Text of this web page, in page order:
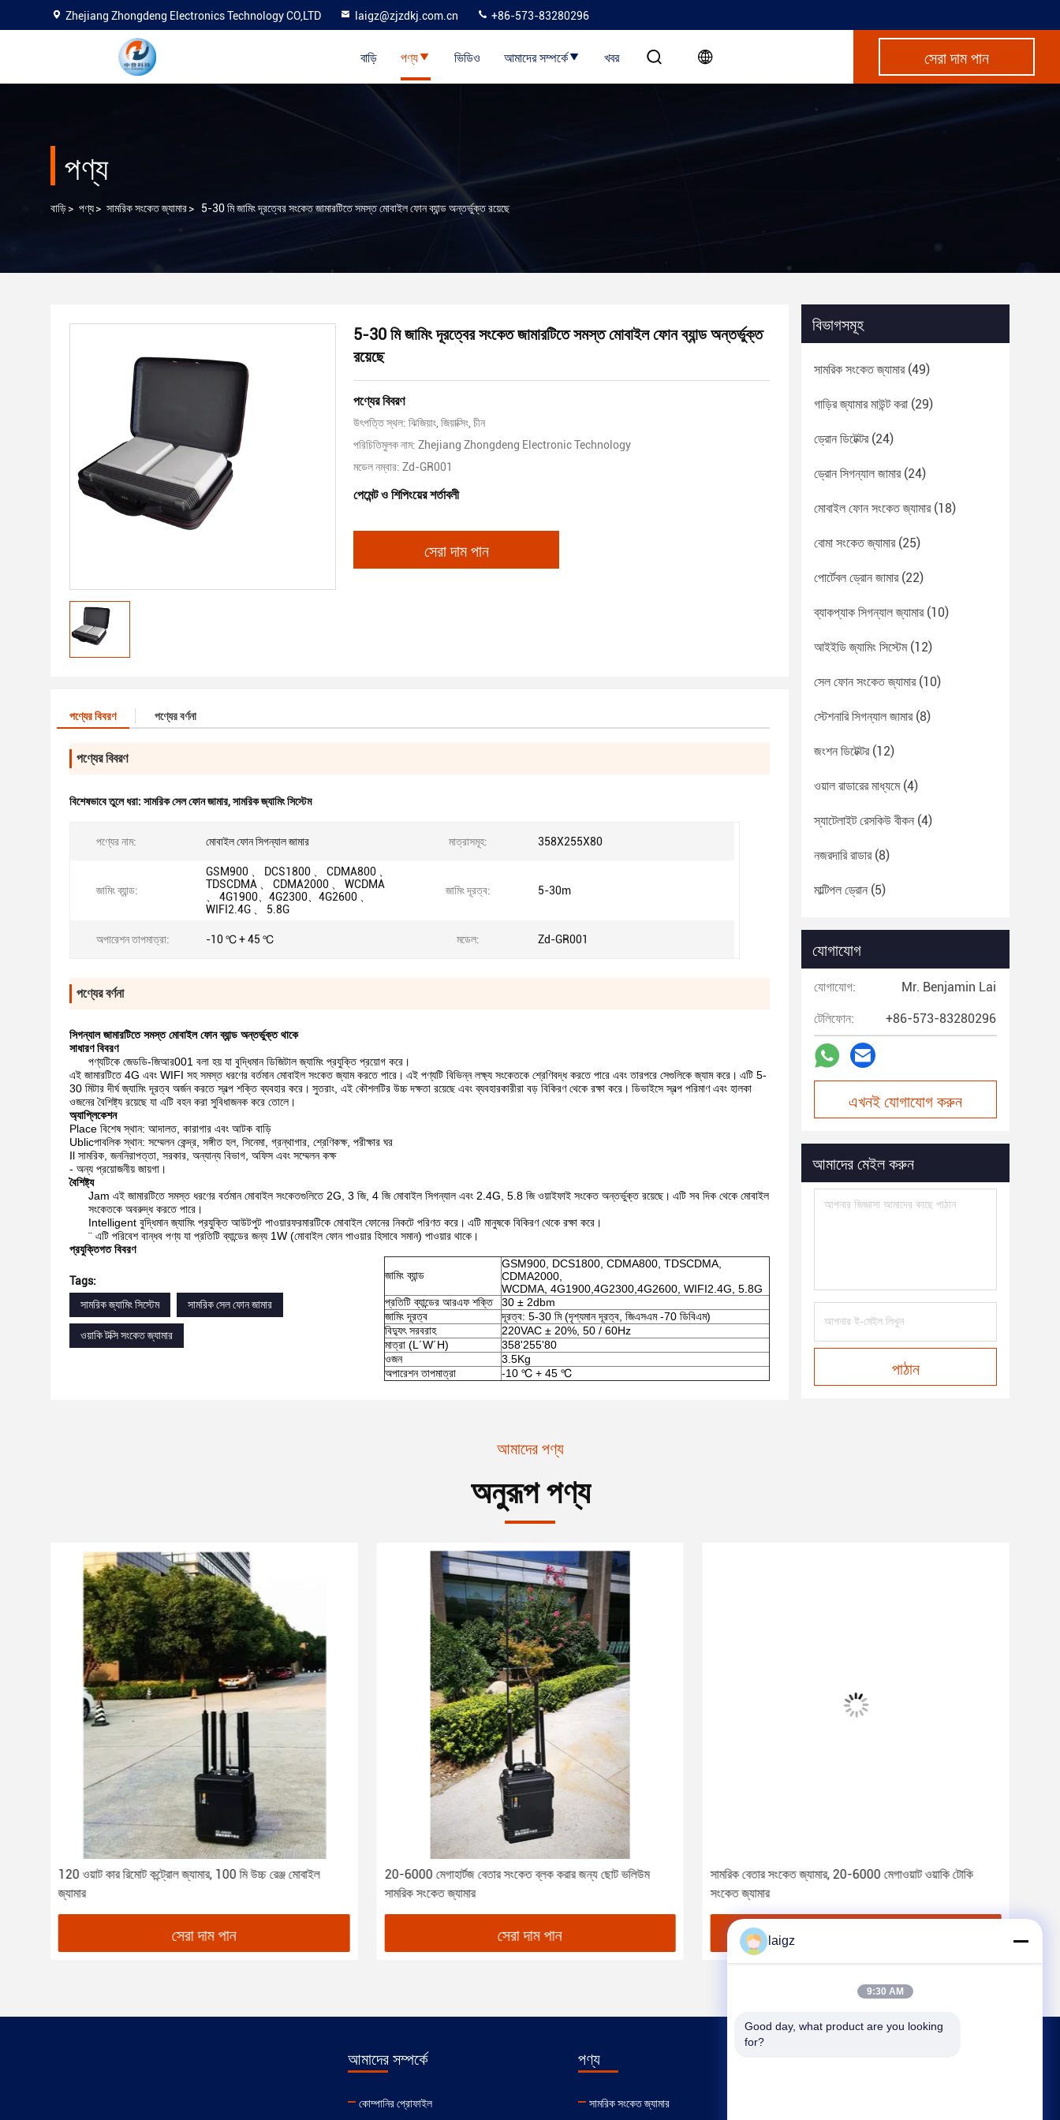
Zhejiang Zhongdeng Electronics Technology CO,LTD laigz@zjzdkj.com.cn +86-573-83280296
বাড়ি পণ্য ভিডিও আমাদের সম্পর্কে খবর সেরা দাম পান
পণ্য
বাড়ি> পণ্য> সামরিক সংকেত জ্যামার> 5-30 মি জামিং দূরত্বের সংকেত জামারটিতে সমস্ত মোবাইল ফোন ব্যান্ড অন্তর্ভুক্ত রয়েছে
5-30 মি জামিং দূরত্বের সংকেত জামারটিতে সমস্ত মোবাইল ফোন ব্যান্ড অন্তর্ভুক্ত
রয়েছে
পণ্যের বিবরণ
উৎপত্তি স্থল: ঝিজিয়াং, জিয়াক্সিং, চীন
পরিচিতিমুলক নাম: Zhejiang Zhongdeng Electronic Technology
মডেল নম্বার: Zd-GR001
পেমেন্ট ও শিপিংয়ের শর্তাবলী
সেরা দাম পান
পণ্যের বিবরণ পণ্যের বর্ণনা
পণ্যের বিবরণ
বিশেষভাবে তুলে ধরা: সামরিক সেল ফোন জামার,সামরিক জ্যামিং সিস্টেম
পণ্যের নাম: মোবাইল ফোন সিগন্যাল জামার মাত্রাসমূহ: 358X255X80
জামিং ব্যান্ড:
GSM900 、 DCS1800 、 CDMA800 、
TDSCDMA 、 CDMA2000 、 WCDMA
、 4G1900、4G2300、4G2600 、
WIFI2.4G 、 5.8G
জামিং দূরত্ব: 5-30m
অপারেশন তাপমাত্রা: -10 ℃ + 45 ℃ মডেল: Zd-GR001
পণ্যের বর্ণনা
সিগন্যাল জামারটিতে সমস্ত মোবাইল ফোন ব্যান্ড অন্তর্ভুক্ত থাকে
সাধারণ বিবরণ
পণ্যটিকে জেডডি-জিআর001 বলা হয় যা বুদ্ধিমান ডিজিটাল জ্যামিং প্রযুক্তি প্রয়োগ করে।
এই জামারটিতে 4G এবং WIFI সহ সমস্ত ধরণের বর্তমান মোবাইল সংকেত জ্যাম করতে পারে। এই পণ্যটি বিভিন্ন লক্ষ্য সংকেতকে শ্রেণিবদ্ধ করতে পারে এবং তারপরে সেগুলিকে জ্যাম করে। এটি 5-
30 মিটার দীর্ঘ জ্যামিং দূরত্ব অর্জন করতে স্বল্প শক্তি ব্যবহার করে। সুতরাং, এই কৌশলটির উচ্চ দক্ষতা রয়েছে এবং ব্যবহারকারীরা বড় বিকিরণ থেকে রক্ষা করে। ডিভাইসে স্বল্প পরিমাণ এবং হালকা
ওজনের বৈশিষ্ট্য রয়েছে যা এটি বহন করা সুবিধাজনক করে তোলে।
অ্যাপ্লিকেশন
Place বিশেষ স্থান: আদালত, কারাগার এবং আটক বাড়ি
Ublicপাবলিক স্থান: সম্মেলন কেন্দ্র, সঙ্গীত হল, সিনেমা, গ্রন্থাগার, শ্রেণিকক্ষ, পরীক্ষার ঘর
Il সামরিক, জননিরাপত্তা, সরকার, অন্যান্য বিভাগ, অফিস এবং সম্মেলন কক্ষ
- অন্য প্রয়োজনীয় জায়গা।
বৈশিষ্ট্য
Jam এই জামারটিতে সমস্ত ধরণের বর্তমান মোবাইল সংকেতগুলিতে 2G, 3 জি, 4 জি মোবাইল সিগন্যাল এবং 2.4G, 5.8 জি ওয়াইফাই সংকেত অন্তর্ভুক্ত রয়েছে। এটি সব দিক থেকে মোবাইল
সংকেতকে অবরুদ্ধ করতে পারে।
Intelligent বুদ্ধিমান জ্যামিং প্রযুক্তি আউটপুট পাওয়ারফরমারটিকে মোবাইল ফোনের নিকটে পরিণত করে। এটি মানুষকে বিকিরণ থেকে রক্ষা করে।
¨ এটি পরিবেশ বান্ধব পণ্য যা প্রতিটি ব্যান্ডের জন্য 1W (মোবাইল ফোন পাওয়ার হিসাবে সমান) পাওয়ার থাকে।
প্রযুক্তিগত বিবরণ
জামিং ব্যান্ড
GSM900, DCS1800, CDMA800, TDSCDMA,
CDMA2000,
WCDMA, 4G1900,4G2300,4G2600, WIFI2.4G, 5.8G
প্রতিটি ব্যান্ডের আরএফ শক্তি
30 ± 2dbm
জামিং দূরত্ব
দূরত্ব: 5-30 মি (দৃশ্যমান দূরত্ব, জিএসএম -70 ডিবিএম)
বিদ্যুৎ সরবরাহ
220VAC ± 20%, 50 / 60Hz
মাত্রা (L´W´H)
358'255'80
ওজন
3.5Kg
অপারেশন তাপমাত্রা
-10 ℃ + 45 ℃
Tags:
সামরিক জ্যামিং সিস্টেম
সামরিক সেল ফোন জামার
ওয়াকি টক্সি সংকেত জ্যামার
বিভাগসমূহ
সামরিক সংকেত জ্যামার(49)
গাড়ির জ্যামার মাউন্ট করা (29)
ড্রোন ডিটেক্টর(24)
ড্রোন সিগন্যাল জামার(24)
মোবাইল ফোন সংকেত জ্যামার(18)
বোমা সংকেত জ্যামার(25)
পোর্টেবল ড্রোন জামার(22)
ব্যাকপ্যাক সিগন্যাল জ্যামার(10)
আইইডি জ্যামিং সিস্টেম(12)
সেল ফোন সংকেত জ্যামার(10)
স্টেশনারি সিগন্যাল জামার(8)
জংশন ডিটেক্টর(12)
ওয়াল রাডারের মাধ্যমে(4)
স্যাটেলাইট রেসকিউ বীকন (4)
নজরদারি রাডার(8)
মাল্টিপল ড্রোন (5)
যোগাযোগ
যোগাযোগ: Mr. Benjamin Lai
টেলিফোন: +86-573-83280296
এখনই যোগাযোগ করুন
আমাদের মেইল করুন
পাঠান
আমাদের পণ্য
অনুরূপ পণ্য
120 ওয়াট কার রিমোট কন্ট্রোল জ্যামার, 100 মি উচ্চ রেঞ্জ মোবাইল
জ্যামার
সেরা দাম পান
20-6000 মেগাহার্টজ বেতার সংকেত ব্লক করার জন্য ছোট ভলিউম
সামরিক সংকেত জ্যামার
সেরা দাম পান
সামরিক বেতার সংকেত জ্যামার, 20-6000 মেগাওয়াট ওয়াকি টোকি
সংকেত জ্যামার
আমাদের সম্পর্কে
কোম্পানির প্রোফাইল
পণ্য
সামরিক সংকেত জ্যামার
laigz
9:30 AM
Good day, what product are you looking
for?